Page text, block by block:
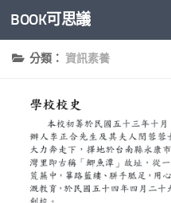
Skip to content
BOOK可思議
分類： 資訊素養